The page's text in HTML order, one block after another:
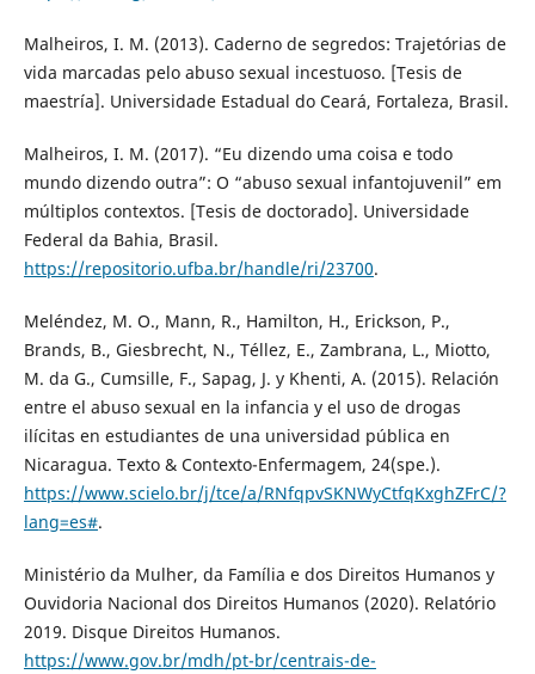
Malheiros, I. M. (2013). Caderno de segredos: Trajetórias de
vida marcadas pelo abuso sexual incestuoso. [Tesis de
maestría]. Universidade Estadual do Ceará, Fortaleza, Brasil.
Malheiros, I. M. (2017). “Eu dizendo uma coisa e todo
mundo dizendo outra”: O “abuso sexual infantojuvenil” em
múltiplos contextos. [Tesis de doctorado]. Universidade
Federal da Bahia, Brasil.
https://repositorio.ufba.br/handle/ri/23700.
Meléndez, M. O., Mann, R., Hamilton, H., Erickson, P.,
Brands, B., Giesbrecht, N., Téllez, E., Zambrana, L., Miotto,
M. da G., Cumsille, F., Sapag, J. y Khenti, A. (2015). Relación
entre el abuso sexual en la infancia y el uso de drogas
ilícitas en estudiantes de una universidad pública en
Nicaragua. Texto & Contexto-Enfermagem, 24(spe.).
https://www.scielo.br/j/tce/a/RNfqpvSKNWyCtfqKxghZFrC/?
lang=es#.
Ministério da Mulher, da Família e dos Direitos Humanos y
Ouvidoria Nacional dos Direitos Humanos (2020). Relatório
2019. Disque Direitos Humanos.
https://www.gov.br/mdh/pt-br/centrais-de-